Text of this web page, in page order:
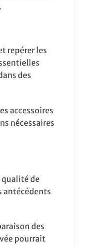
.
repérer les
des
accessoires
nécessaires
qualité de
antécédents
des
pourrait